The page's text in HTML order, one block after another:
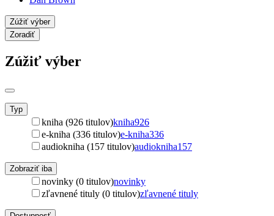
Zúžiť výber
Zoradiť
Zúžiť výber
Typ
kniha (926 titulov)kniha926
e-kniha (336 titulov)e-kniha336
audiokniha (157 titulov)audiokniha157
Zobraziť iba
novinky (0 titulov)novinky
zľavnené tituly (0 titulov)zľavnené tituly